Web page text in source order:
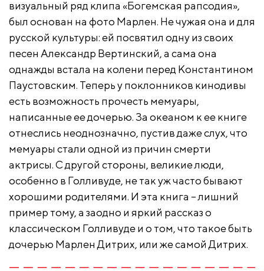
визуальный ряд клипа «Богемская рапсодия»,
был основан на фото Марлен. Не чужая она и для
русской культуры: ей посвятил одну из своих
песен Александр Вертинский, а сама она
однажды встала на колени перед Константином
Паустовским. Теперь у поклонников кинодивы
есть возможность прочесть мемуары,
написанные ее дочерью. За океаном к ее книге
отнеслись неоднозначно, пустив даже слух, что
мемуары стали одной из причин смерти
актрисы. С другой стороны, великие люди,
особенно в Голливуде, не так уж часто бывают
хорошими родителями. И эта книга – лишний
пример тому, а заодно и яркий рассказ о
классическом Голливуде и о том, что такое быть
дочерью Марлен Дитрих, или же самой Дитрих.